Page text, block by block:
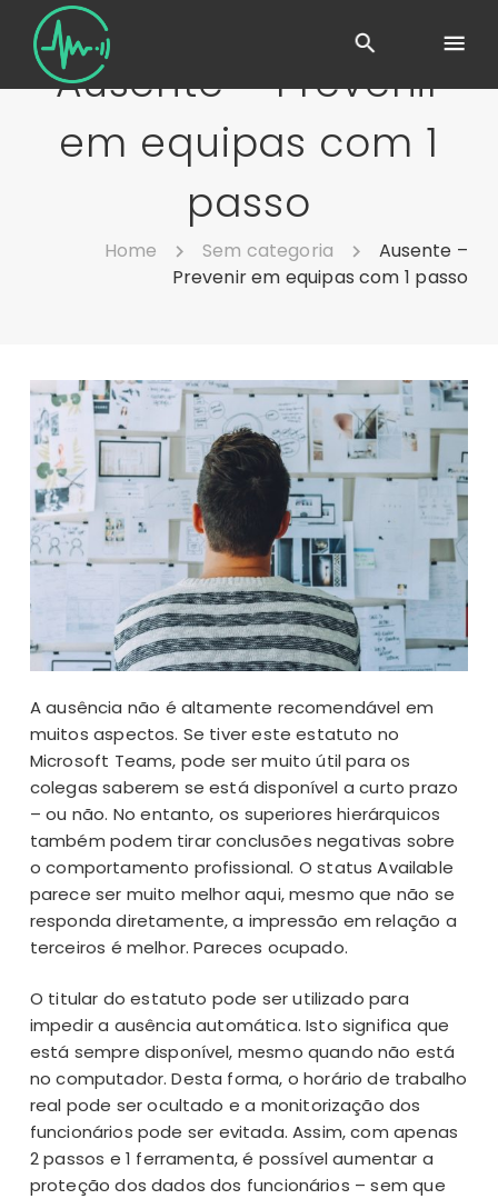
Ausente – Prevenir
em equipas com 1
passo
Home Sem categoria
Ausente –
Prevenir em equipas com 1 passo
A ausência não é altamente recomendável em
muitos aspectos. Se tiver este estatuto no
Microsoft Teams, pode ser muito útil para os
colegas saberem se está disponível a curto prazo
– ou não. No entanto, os superiores hierárquicos
também podem tirar conclusões negativas sobre
o comportamento profissional. O status Available
parece ser muito melhor aqui, mesmo que não se
responda diretamente, a impressão em relação a
terceiros é melhor. Pareces ocupado.
O titular do estatuto pode ser utilizado para
impedir a ausência automática. Isto significa que
está sempre disponível, mesmo quando não está
no computador. Desta forma, o horário de trabalho
real pode ser ocultado e a monitorização dos
funcionários pode ser evitada. Assim, com apenas
2 passos e 1 ferramenta, é possível aumentar a
proteção dos dados dos funcionários – sem que